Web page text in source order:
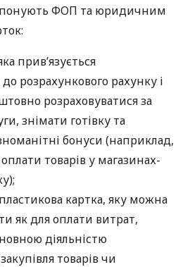
ФОП та юридичним
прив’язується
розрахункового рахунку і
розраховуватися за
знімати готівку та
бонуси (наприклад,
товарів у магазинах-
картка, яку можна
як для оплати витрат,
діяльністю
товарів чи